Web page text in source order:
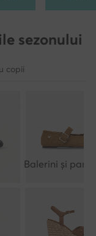
sezonului
copii
Balerini și